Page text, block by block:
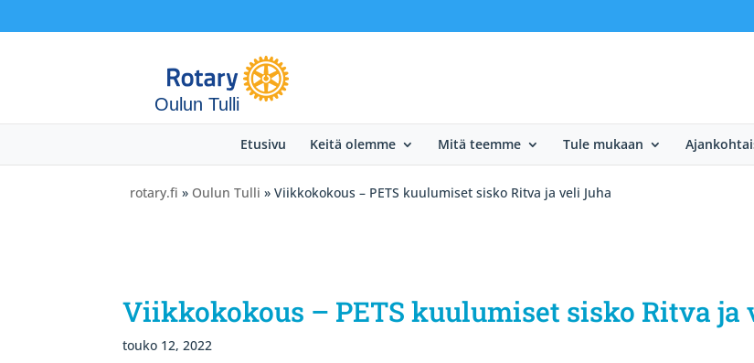
Oulun Tulli
Etusivu Keitä olemme Mitä teemme Tule mukaan
rotary.fi » Oulun Tulli » Viikkokokous – PETS kuulumiset sisko Ritva ja veli Juha
Viikkokokous – PETS kuulumiset sisko Ritva ja
touko 12, 2022